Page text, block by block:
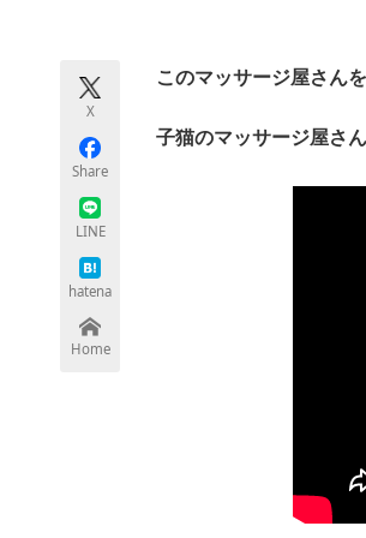
ちょっと気になるネットの
X
Share
LINE
hatena
Home
このマッサージ屋さん
子猫のマッサージ屋さん